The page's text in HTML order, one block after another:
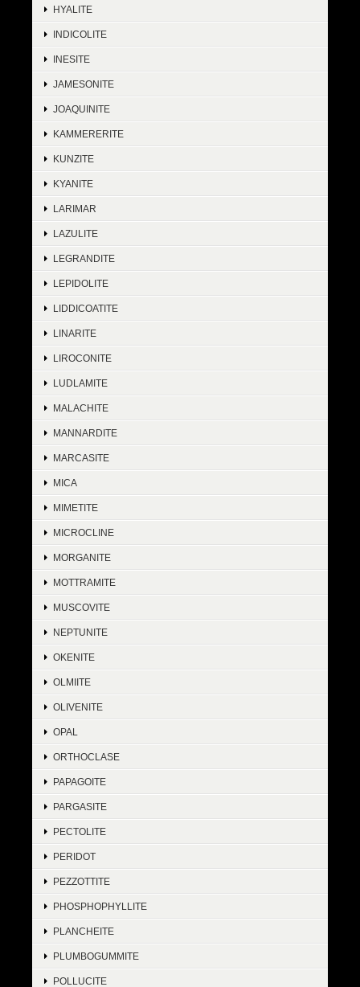
HYALITE
INDICOLITE
INESITE
JAMESONITE
JOAQUINITE
KAMMERERITE
KUNZITE
KYANITE
LARIMAR
LAZULITE
LEGRANDITE
LEPIDOLITE
LIDDICOATITE
LINARITE
LIROCONITE
LUDLAMITE
MALACHITE
MANNARDITE
MARCASITE
MICA
MIMETITE
MICROCLINE
MORGANITE
MOTTRAMITE
MUSCOVITE
NEPTUNITE
OKENITE
OLMIITE
OLIVENITE
OPAL
ORTHOCLASE
PAPAGOITE
PARGASITE
PECTOLITE
PERIDOT
PEZZOTTITE
PHOSPHOPHYLLITE
PLANCHEITE
PLUMBOGUMMITE
POLLUCITE